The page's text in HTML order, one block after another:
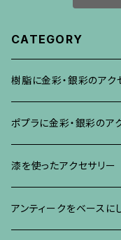
CATEGORY
樹脂に金彩・銀彩のアク
ブローチ
イヤリング・ピアス
ネックレス、その他
ポプラに金彩・銀彩のア
ブローチ
イヤリング、ピアス
漆を使ったアクセサリー
ブローチ
アンティークをベースに